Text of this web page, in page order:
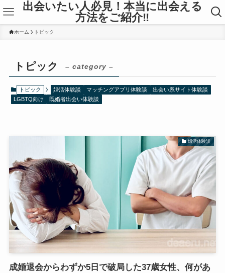
出会いたい人必見！本当に出会える
方法をご紹介‼
ホーム トピック
トピック – category –
トピック 婚活体験談 マッチングアプリ体験談
出会い系サイト体験談
LGBTQ向け
既婚者出会い体験談
婚活体験談
成婚退会からわずか5日で破局した37歳女性、何があ